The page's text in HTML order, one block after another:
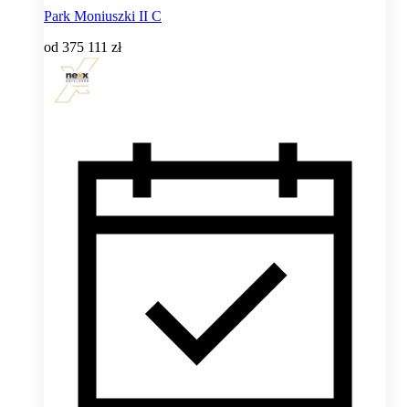
Park Moniuszki II C
od 375 111 zł